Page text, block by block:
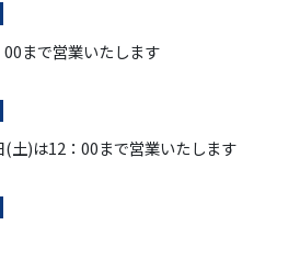
まで営業いたします
土)は12：00まで営業いたします